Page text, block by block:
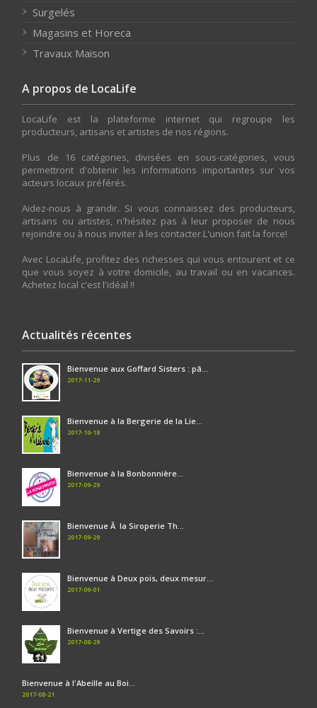
Surgelés
Magasins et Horeca
Travaux Maison
A propos de LocaLife
LocaLife est la plateforme internet qui regroupe les
producteurs, artisans et artistes de nos régions.
Plus de 16 catégories, divisées en sous-catégories, vous
permettront d'obtenir les informations importantes sur vos
acteurs locaux préférés.
Aidez-nous à grandir. Si vous connaissez des producteurs,
artisans ou artistes, n'hésitez pas à leur proposer de nous
rejoindre ou à nous inviter à les contacter.L'union fait la force!
Avec LocaLife, profitez des richesses qui vous entourent et ce
que vous soyez à votre domicile, au travail ou en vacances.
Achetez local c'est l'idéal !!
Actualités récentes
Bienvenue aux Goffard Sisters : pâ...
2017-11-29
Bienvenue à la Bergerie de la Lie...
2017-10-18
Bienvenue à la Bonbonnière...
2017-09-29
Bienvenue Ã la Siroperie Th...
2017-09-29
Bienvenue à Deux pois, deux mesur...
2017-09-01
Bienvenue à Vertige des Savoirs :...
2017-08-29
Bienvenue à l'Abeille au Boi...
2017-08-21